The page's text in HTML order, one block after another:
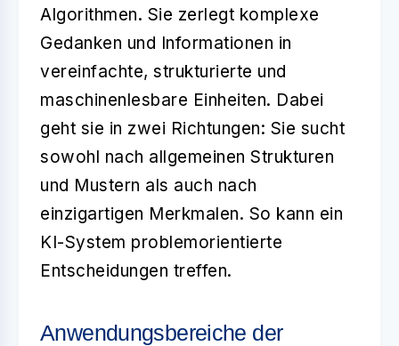
Algorithmen. Sie zerlegt komplexe
Gedanken und Informationen in
vereinfachte, strukturierte und
maschinenlesbare Einheiten. Dabei
geht sie in zwei Richtungen: Sie sucht
sowohl nach allgemeinen Strukturen
und Mustern als auch nach
einzigartigen Merkmalen. So kann ein
KI-System problemorientierte
Entscheidungen treffen.
Anwendungsbereiche der